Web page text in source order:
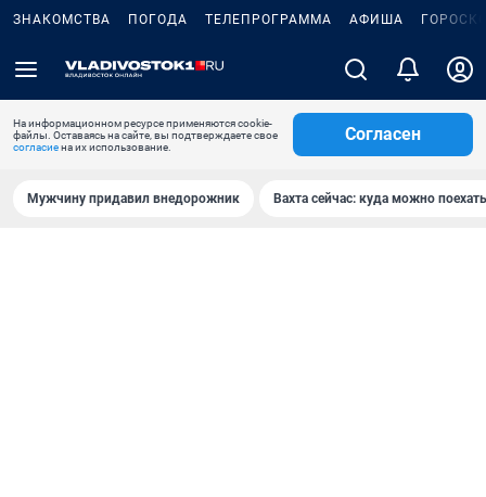
ЗНАКОМСТВА ПОГОДА ТЕЛЕПРОГРАММА АФИША
На информационном ресурсе применяются cookie-
файлы. Оставаясь на сайте, вы подтверждаете свое
согласиена их использование.
Согласен
Мужчину придавил внедорожник Вахта сейчас: куда можно